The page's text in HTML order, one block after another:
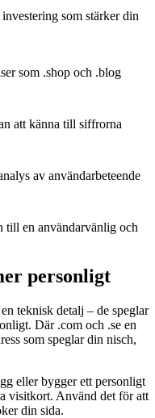
som stärker din
som .shop och .blog
att känna till siffrorna
av användarbeteende
till en användarvänlig och
personligt
teknisk detalj – de speglar
Där .com och .se en
som speglar din nisch,
eller bygger ett personligt
visitkort. Använd det för att
din sida.